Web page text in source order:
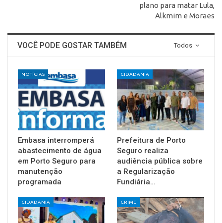
plano para matar Lula,
Alkmim e Moraes
Todos
VOCÊ PODE GOSTAR TAMBÉM
NOTÍCIAS
Embasa interromperá
abastecimento de água
em Porto Seguro para
manutenção
programada
CIDADANIA
Prefeitura de Porto
Seguro realiza
audiência pública sobre
a Regularização
Fundiária…
CIDADANIA CRIME